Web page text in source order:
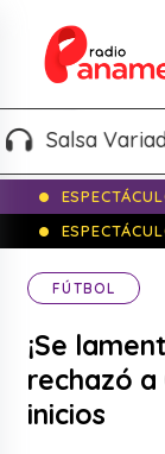
Salsa Variada |
FÚTBOL
¡Se
rechazó a
inicios